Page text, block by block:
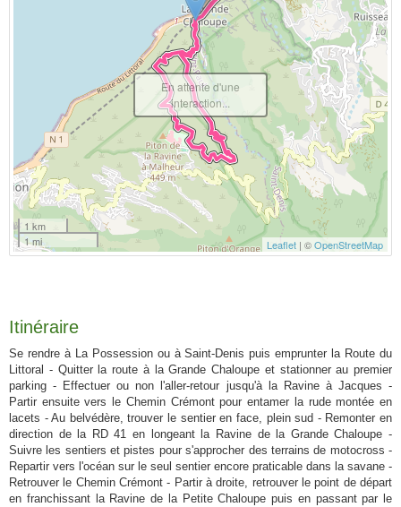
1 km
1 mi
Leaflet | ©OpenStreetMap
En attente d'une
interaction...
Itinéraire
Se rendre à La Possession ou à Saint-Denis puis emprunter la Route du
Littoral - Quitter la route à la Grande Chaloupe et stationner au premier
parking - Effectuer ou non l'aller-retour jusqu'à la Ravine à Jacques -
Partir ensuite vers le Chemin Crémont pour entamer la rude montée en
lacets - Au belvédère, trouver le sentier en face, plein sud - Remonter en
direction de la RD 41 en longeant la Ravine de la Grande Chaloupe -
Suivre les sentiers et pistes pour s'approcher des terrains de motocross -
Repartir vers l'océan sur le seul sentier encore praticable dans la savane -
Retrouver le Chemin Crémont - Partir à droite, retrouver le point de départ
en franchissant la Ravine de la Petite Chaloupe puis en passant par le